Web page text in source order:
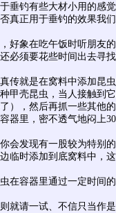
垂钓有些大材小用的感
真正用于垂钓的效果我们
好象在吃午饭时听朋友
必须要花些时间出去寻
传就是在窝料中添加昆
甲壳昆虫，当人接触到
），然后再抓一些其他的
器里，密不透气地闷上
会发现有一股较为特别
临时添加到底窝料中，
在容器里通过一定时间
就请一试、不信只当作